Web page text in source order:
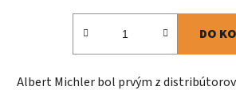
DO
Albert Michler bol prvým z